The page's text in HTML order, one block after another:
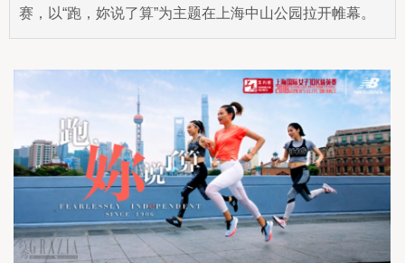
赛，以“跑，妳说了算”为主题在上海中山公园拉开帷幕。